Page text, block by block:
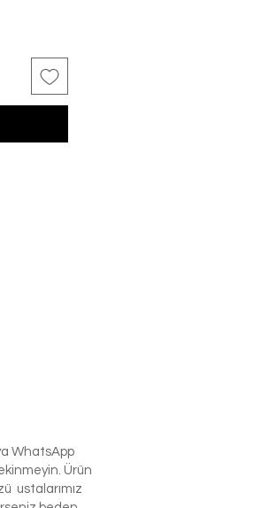
WhatsApp
Ürün
ustalarımız